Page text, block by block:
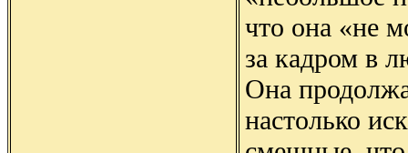
что она «не
за кадром в
Она
настолько